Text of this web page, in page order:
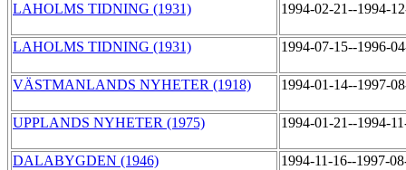
LAHOLMS TIDNING (1931) 1994-02-21--1994-
LAHOLMS TIDNING (1931) 1994-07-15--1996-
VÄSTMANLANDS NYHETER (1918) 1994-01-14--1997-
UPPLANDS NYHETER (1975) 1994-01-21--1994-
DALABYGDEN (1946) 1994-11-16--1997-